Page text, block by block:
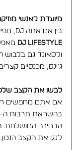
מיועדת לאנשי
בין אם אתה DJ, מפיק מוזיקלי או פשוט חי את עולם המוזיקה,
DJ Lifestyle
ולסאונד גם בלבוש
ג'ינס, מכנסיים
לבשו את הקצב
אם אתם מחפשים
בהשראת תרבות ה-DJ והמוזיקה,
הבחירה המושלמת.
לנגן את הקצב הנכון.